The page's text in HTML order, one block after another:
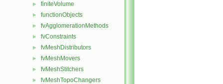
► finiteVolume
► functionObjects
► fvAgglomerationMethods
► fvConstraints
► fvMeshDistributors
► fvMeshMovers
► fvMeshStitchers
► fvMeshTopoChangers